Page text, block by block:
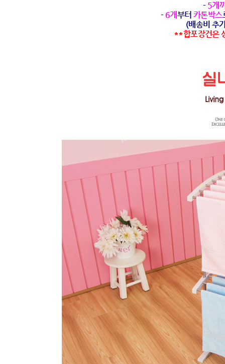
- 5개
- 6개부터 카톤박스
(배송비 추
**합포장건은